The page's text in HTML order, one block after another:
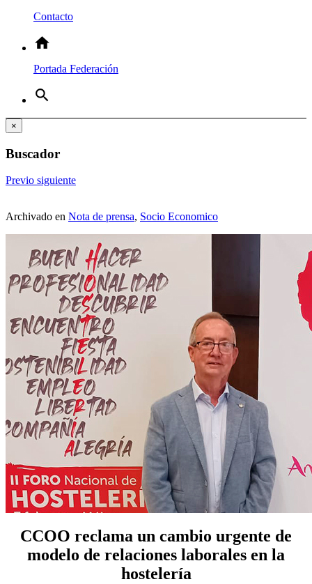
Contacto
home
Portada Federación
search
×
Buscador
Previo siguiente
Archivado en Nota de prensa, Socio Economico
CCOO reclama un cambio urgente de
modelo de relaciones laborales en la
hostelería